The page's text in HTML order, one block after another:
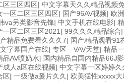
区三区四区| 中文字幕天久久精品视频
一区二区三区四区| 国产96AV视频| 欧
va另类影音先锋| 中文手机在线电影|
一区二区三区2021 | 99久久久精品综合
精品免费看久久久7| 国产精品观看91
字幕国产在线| 专区—VAV天堂| 精品
品AV喷奶水| 国内精品自国内精品66J
成人a区在线视频| 中文字幕一区婷婷久
区| 一级做a爰片久久 | 欧美猛性xxxxx大